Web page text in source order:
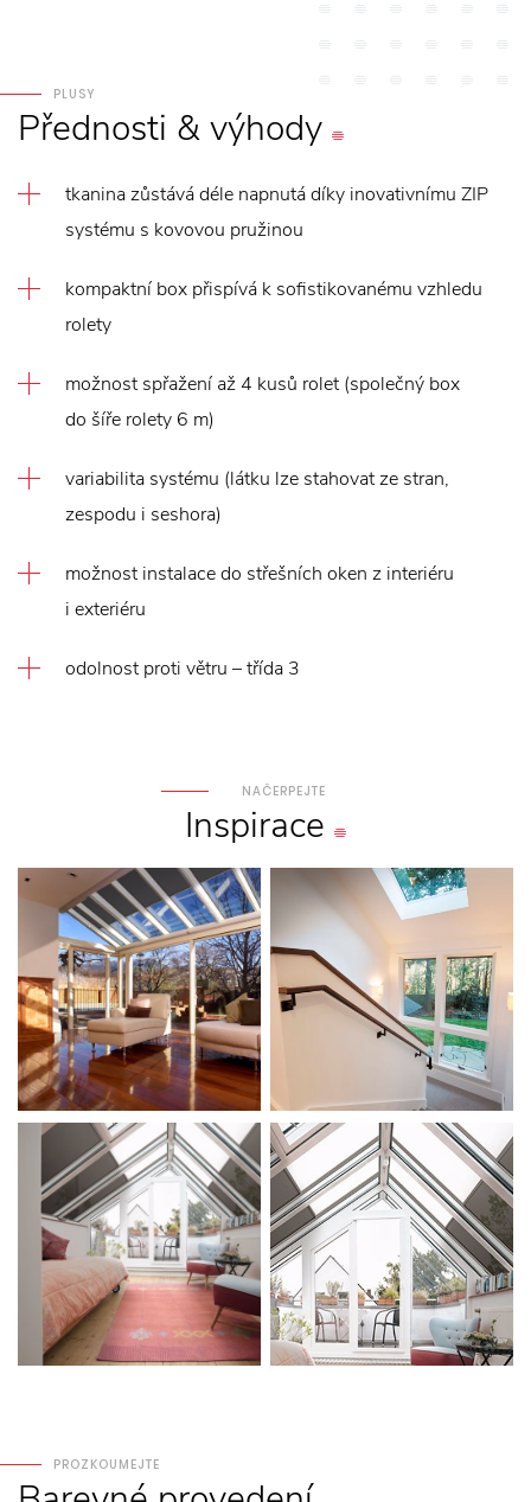
PLUSY
Přednosti &výhody
tkanina zůstává déle napnutá díky inovativnímu ZIP
systému s kovovou pružinou
kompaktní box přispívá k sofistikovanému vzhledu
rolety
možnost spřažení až 4 kusů rolet (společný box
do šíře rolety 6 m)
variabilita systému (látku lze stahovat ze stran,
zespodu i seshora)
možnost instalace do střešních oken z interiéru
i exteriéru
odolnost proti větru – třída 3
NAČERPEJTE
Inspirace
PROZKOUMEJTE